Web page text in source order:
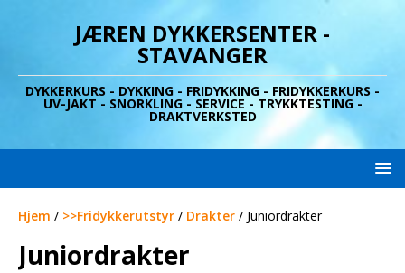
JÆREN DYKKERSENTER -
STAVANGER
DYKKERKURS - DYKKING - FRIDYKKING - FRIDYKKERKURS -
UV-JAKT - SNORKLING - SERVICE - TRYKKTESTING -
DRAKTVERKSTED
Hjem / >>Fridykkerutstyr / Drakter / Juniordrakter
Juniordrakter